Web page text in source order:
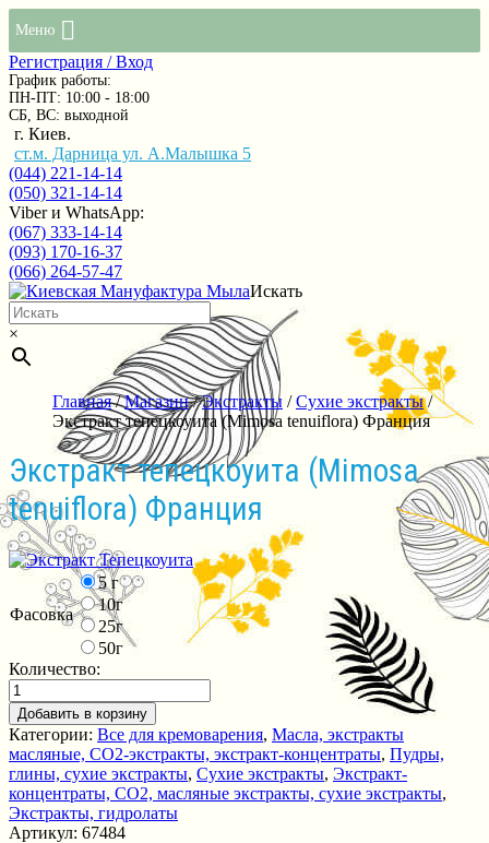
Меню
Регистрация / Вход
График работы:
ПН-ПТ: 10:00 - 18:00
СБ, ВС: выходной
г. Киев.
ст.м. Дарница ул. А.Малышка 5
(044) 221-14-14
(050) 321-14-14
Viber и WhatsApp:
(067) 333-14-14
(093) 170-16-37
(066) 264-57-47
Искать
×
Главная/Магазин/Экстракты /Сухие экстракты/
Экстракт тепецкоуита (Mimosa tenuiflora) Франция
Экстракт тепецкоуита (Mimosa
tenuiflora) Франция
Фасовка
5 г
10г
25г
50г
Количество:
Добавить в корзину
Категории: Все для кремоварения, Масла, экстракты
масляные, СО2-экстракты, экстракт-концентраты, Пудры,
глины, сухие экстракты, Сухие экстракты, Экстракт-
концентраты, СО2, масляные экстракты, сухие экстракты,
Экстракты, гидролаты
Артикул: 67484